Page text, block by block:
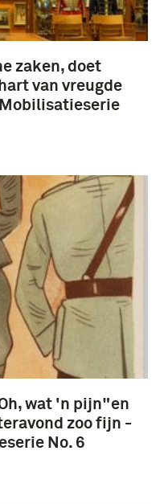
zaken, doet
van vreugde
wat 'n pijn"en
zoo fijn -
No. 6